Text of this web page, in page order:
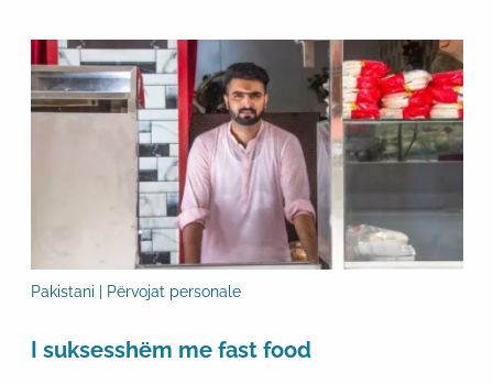
Pakistani | Përvojat personale
I suksesshëm me fast food